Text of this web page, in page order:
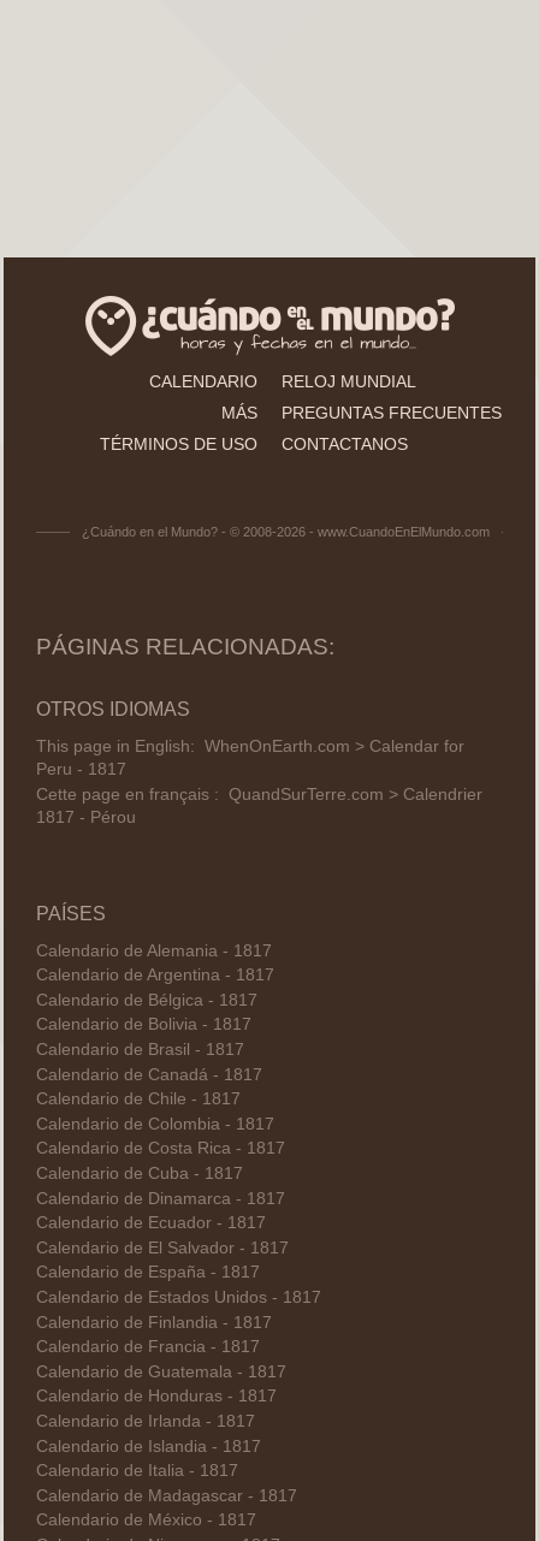
CALENDARIO
RELOJ MUNDIAL
MÁS
PREGUNTAS FRECUENTES
TÉRMINOS DE USO
CONTACTANOS
¿Cuándo en el Mundo? - © 2008-2026 - www.CuandoEnElMundo.com
PÁGINAS RELACIONADAS:
OTROS IDIOMAS
This page in English: WhenOnEarth.com > Calendar for
Peru - 1817
Cette page en français : QuandSurTerre.com > Calendrier
1817 - Pérou
PAÍSES
Calendario de Alemania - 1817
Calendario de Argentina - 1817
Calendario de Bélgica - 1817
Calendario de Bolivia - 1817
Calendario de Brasil - 1817
Calendario de Canadá - 1817
Calendario de Chile - 1817
Calendario de Colombia - 1817
Calendario de Costa Rica - 1817
Calendario de Cuba - 1817
Calendario de Dinamarca - 1817
Calendario de Ecuador - 1817
Calendario de El Salvador - 1817
Calendario de España - 1817
Calendario de Estados Unidos - 1817
Calendario de Finlandia - 1817
Calendario de Francia - 1817
Calendario de Guatemala - 1817
Calendario de Honduras - 1817
Calendario de Irlanda - 1817
Calendario de Islandia - 1817
Calendario de Italia - 1817
Calendario de Madagascar - 1817
Calendario de México - 1817